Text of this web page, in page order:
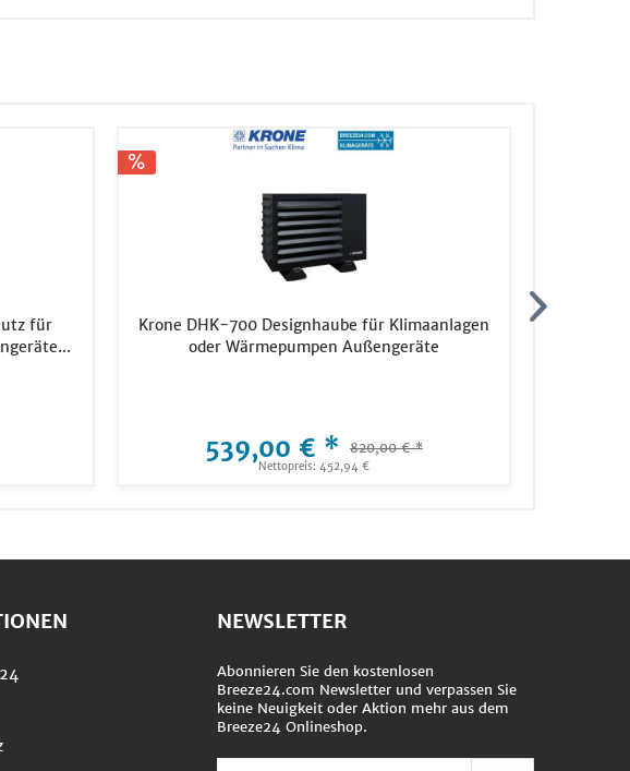
für
Krone DHK-700 Designhaube für Klimaanlagen
oder Wärmepumpen Außengeräte
539,00 € * 820,00 € *
Nettopreis: 452,94 €
NEWSLETTER
Abonnieren Sie den kostenlosen
Breeze24.com Newsletter und verpassen Sie
keine Neuigkeit oder Aktion mehr aus dem
Breeze24 Onlineshop.